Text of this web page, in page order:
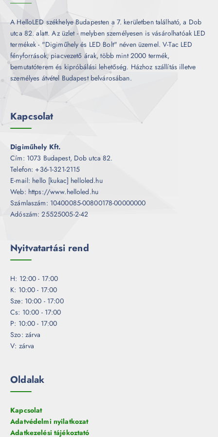
A HelloLED székhelye Budapesten a 7. kerületben található, a Dob
utca 82. alatt. Az üzlet - melyben személyesen is vásárolhatóak LED
termékek - "Digiműhely és LED Bolt" néven üzemel. V-Tac LED
fényforrások, piacvezető árak, több mint 2000 termék,
bemutatóterem és kipróbálási lehetőség. Házhoz szállítás illetve
személyes átvétel Budapest belvárosában.
Kapcsolat
Digiműhely Kft.
Cím: 1073 Budapest, Dob utca 82.
Telefon: +36-1-321-2115
E-mail: hello [kukac] helloled.hu
Web: https://www.helloled.hu
Számlaszám: 10400085-00800178-00000000
Adószám: 25525005-2-42
Nyitvatartási rend
H: 12:00 - 17:00
K: 10:00 - 17:00
Sze: 10:00 - 17:00
Cs: 10:00 - 17:00
P: 10:00 - 17:00
Szo: zárva
V: zárva
Oldalak
Kapcsolat
Adatvédelmi nyilatkozat
Adatkezelési tájékoztató